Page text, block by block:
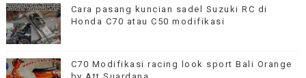
Cara pasang kuncian sadel Suzuki RC di
Honda C70 atau C50 modifikasi
C70 Modifikasi racing look sport Bali Orange